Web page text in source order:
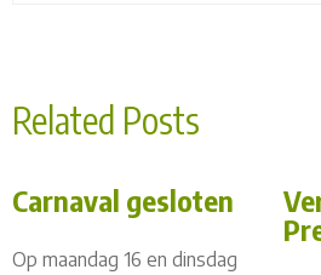
Related Posts
Carnaval gesloten
Op maandag 16 en dinsdag